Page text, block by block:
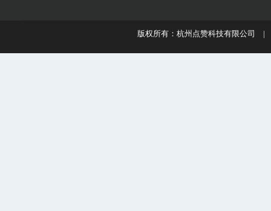
版权所有：杭州点赞科技有限公司